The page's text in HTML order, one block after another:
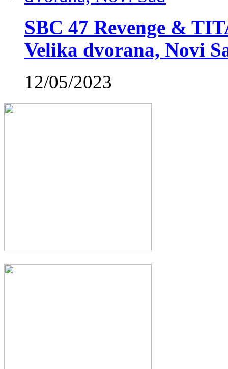
SBC 47 Revenge &
Velika dvorana, Novi
12/05/2023